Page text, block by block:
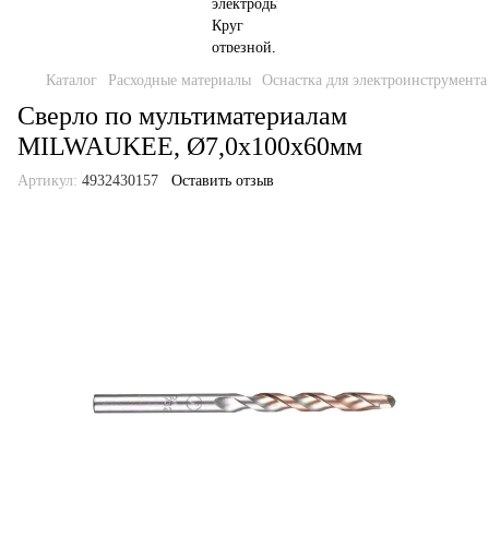
Каталог Расходные материалы Оснастка для электроинструмента
Сверло по мультиматериалам
MILWAUKEE, Ø7,0x100х60мм
Артикул: 4932430157 Оставить отзыв